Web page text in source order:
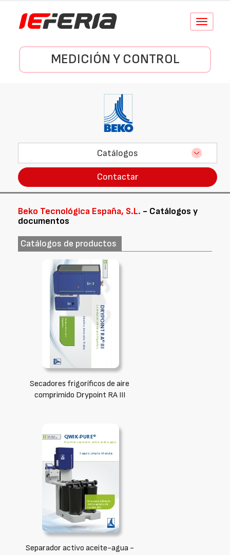
Conmutar
MEDICIÓN Y CONTROL
Catálogos
Contactar
Beko Tecnológica España, S.L. - Catálogos y
documentos
Catálogos de productos
Secadores frigoríficos de aire
comprimido Drypoint RA III
Separador activo aceite-agua -